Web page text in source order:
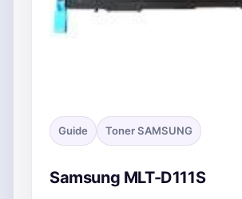
Guide Toner SAMSUNG
Samsung MLT-D111S